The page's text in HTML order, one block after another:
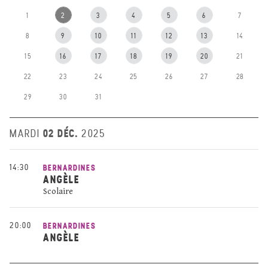
1 2 3 4 5 6 7
8 9 10 11 12 13 14
15 16 17 18 19 20 21
22 23 24 25 26 27 28
29 30 31
MARDI 02 DÉC. 2025
14:30 BERNARDINES
ANGÈLE
Scolaire
20:00 BERNARDINES
ANGÈLE